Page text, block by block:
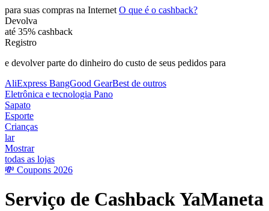
para suas compras na Internet O que é o cashback?
Devolva
até 35% cashback
Registro
e devolver parte do dinheiro do custo de seus pedidos para
AliExpress BangGood GearBest de outros
Eletrônica e tecnologia Pano
Sapato
Esporte
Crianças
lar
Mostrar
todas as lojas
💸 Coupons 2026
Serviço de Cashback YaManeta